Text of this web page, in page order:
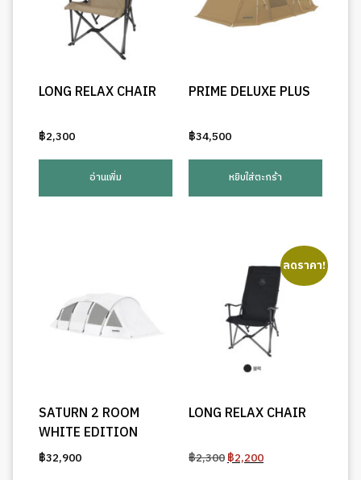
LONG RELAX CHAIR
฿2,300
อ่านเพิ่ม
PRIME DELUXE PLUS
฿34,500
หยิบใส่ตะกร้า
SATURN 2 ROOM
WHITE EDITION
฿32,900
ลดราคา!
LONG RELAX CHAIR
฿2,300Original
฿2,200Current